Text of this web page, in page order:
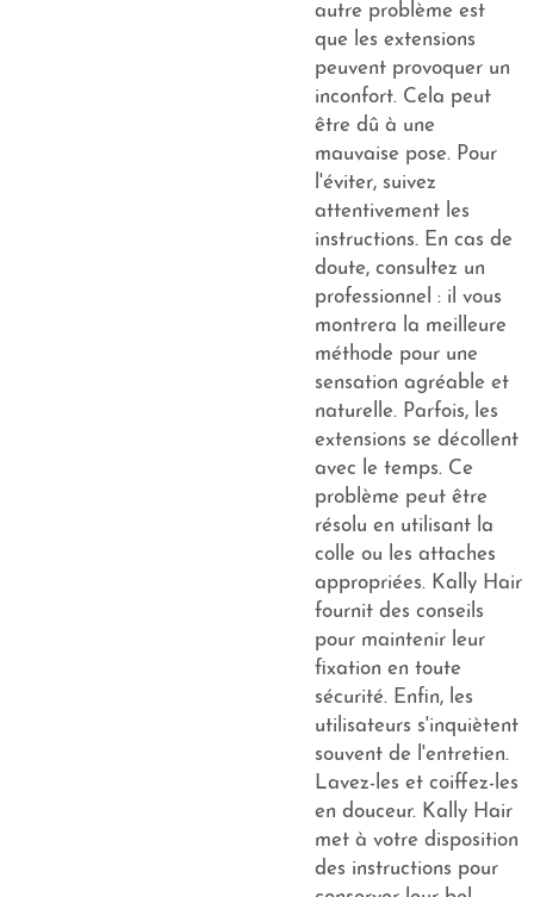
autre problème est
que les extensions
peuvent provoquer un
inconfort. Cela peut
être dû à une
mauvaise pose. Pour
l'éviter, suivez
attentivement les
instructions. En cas de
doute, consultez un
professionnel : il vous
montrera la meilleure
méthode pour une
sensation agréable et
naturelle. Parfois, les
extensions se décollent
avec le temps. Ce
problème peut être
résolu en utilisant la
colle ou les attaches
appropriées. Kally Hair
fournit des conseils
pour maintenir leur
fixation en toute
sécurité. Enfin, les
utilisateurs s'inquiètent
souvent de l'entretien.
Lavez-les et coiffez-les
en douceur. Kally Hair
met à votre disposition
des instructions pour